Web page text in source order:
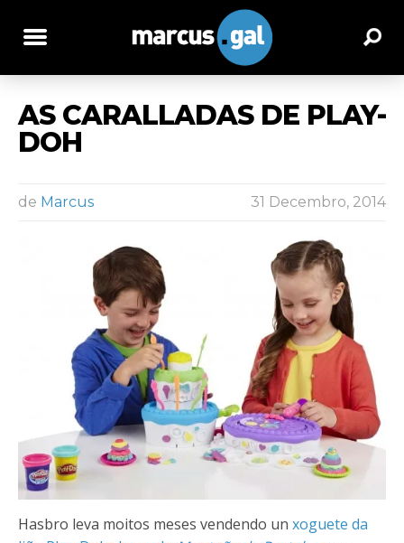
AS CARALLADAS DE PLAY-
DOH
de Marcus 31 Decembro, 2014
Hasbro leva moitos meses vendendo un xoguete da